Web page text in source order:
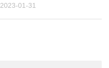
2023-01-31